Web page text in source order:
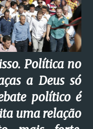
Política no
a Deus só
político é
uma relação